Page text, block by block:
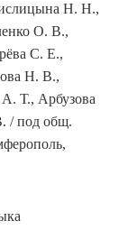
Н. Н.,
О. В.,
С. Е.,
Н. В.,
Т., Арбузова
/ под общ.